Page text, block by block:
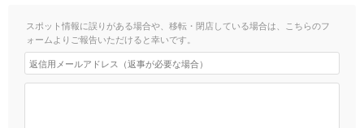
スポット情報に誤りがある場合や、移転・閉店している場合は、こちらのフ
ォームよりご報告いただけると幸いです。